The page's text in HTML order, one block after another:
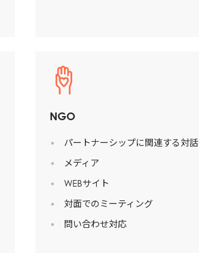
NGO
パートナーシップに関連する対話
メディア
WEBサイト
対面でのミーティング
問い合わせ対応